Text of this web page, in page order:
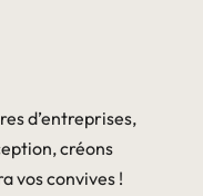
d’entreprises,
créons
vos convives !